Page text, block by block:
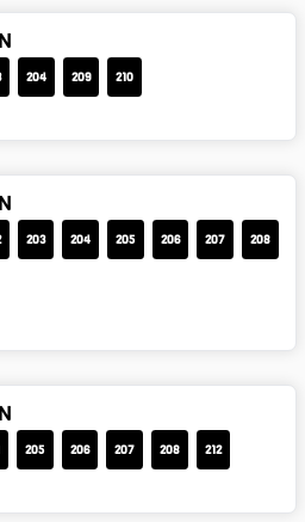
204 209 210
203 204 205 206 207 208
205 206 207 208 212